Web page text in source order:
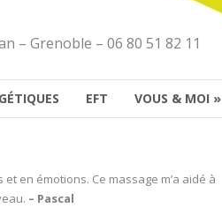
– Grenoble – 06 80 51 82 11
EFT VOUS & MOI »
en émotions. Ce massage m’a aidé à
– Pascal